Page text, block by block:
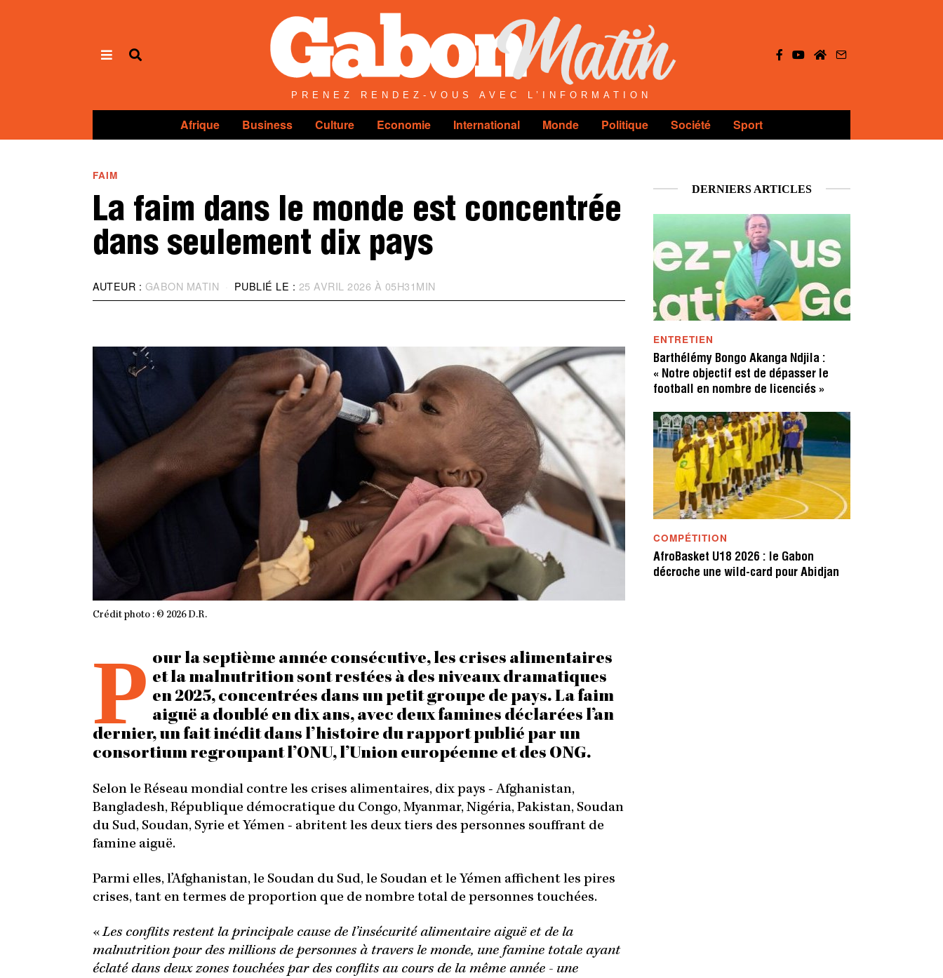
PRENEZ RENDEZ-VOUS AVEC L’INFORMATION
Afrique Business Culture Economie International Monde Politique Société Sport
FAIM
La faim dans le monde est concentrée
dans seulement dix pays
AUTEUR : GABON MATIN PUBLIÉ LE : 25 AVRIL 2026 À 05H31MIN
I
U
R
:
2
5
A
R
I
L
2
0
2
6
À
M
I
N
Crédit photo : © 2026 D.R.
P our la septième année consécutive, les crises alimentaires
et la malnutrition sont restées à des niveaux dramatiques
en 2025, concentrées dans un petit groupe de pays. La faim
aiguë a doublé en dix ans, avec deux famines déclarées l’an
dernier, un fait inédit dans l’histoire du rapport publié par un
consortium regroupant l’ONU, l’Union européenne et des ONG.
Selon le Réseau mondial contre les crises alimentaires, dix pays - Afghanistan,
Bangladesh, République démocratique du Congo, Myanmar, Nigéria, Pakistan, Soudan
du Sud, Soudan, Syrie et Yémen - abritent les deux tiers des personnes souffrant de
famine aiguë.
Parmi elles, l’Afghanistan, le Soudan du Sud, le Soudan et le Yémen affichent les pires
crises, tant en termes de proportion que de nombre total de personnes touchées.
«Les conflits restent la principale cause de l’insécurité alimentaire aiguë et de la
malnutrition pour des millions de personnes à travers le monde, une famine totale ayant
éclaté dans deux zones touchées par des conflits au cours de la même année - une
DERNIERS ARTICLES
ENTRETIEN
Barthélémy Bongo Akanga Ndjila :
« Notre objectif est de dépasser le
football en nombre de licenciés »
COMPÉTITION
AfroBasket U18 2026 : le Gabon
décroche une wild-card pour Abidjan